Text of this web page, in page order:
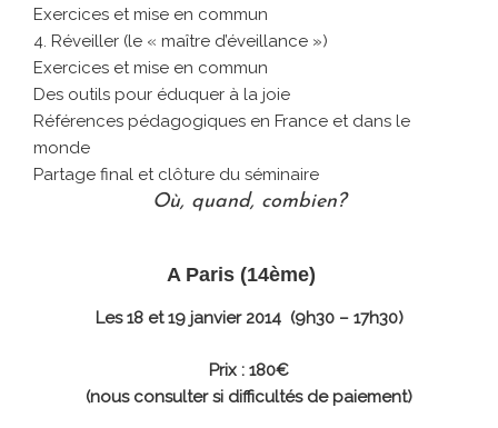
Exercices et mise en commun
4. Réveiller (le « maître d’éveillance »)
Exercices et mise en commun
Des outils pour éduquer à la joie
Références pédagogiques en France et dans le
monde
Partage final et clôture du séminaire
Où, quand, combien?
A Paris (14ème)
Les 18 et 19 janvier 2014 (9h30 – 17h30)
Prix : 180€
(nous consulter si difficultés de paiement)